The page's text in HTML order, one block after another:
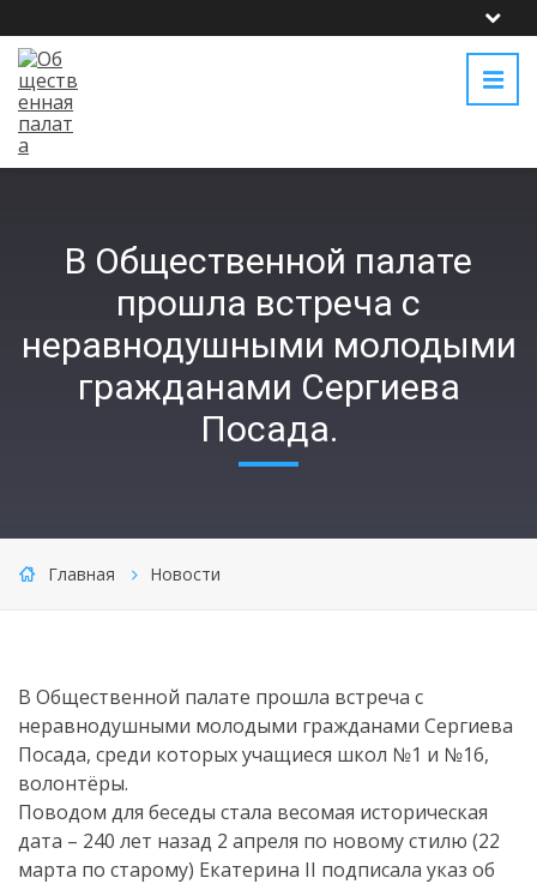
В Общественной палате
прошла встреча с
неравнодушными молодыми
гражданами Сергиева
Посада.
Главная Новости
В Общественной палате прошла встреча с
неравнодушными молодыми гражданами Сергиева
Посада, среди которых учащиеся школ №1 и №16,
волонтёры.
Поводом для беседы стала весомая историческая
дата – 240 лет назад 2 апреля по новому стилю (22
марта по старому) Екатерина II подписала указ об